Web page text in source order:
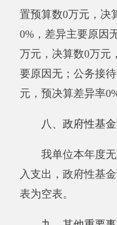
（三）国有资产占
截止2019年12月
方米），价值0万元。
导干部用车0辆、机要
车0辆、执法执勤用车
车主要是：无；单位价
台（套）、单位价值
（套）。